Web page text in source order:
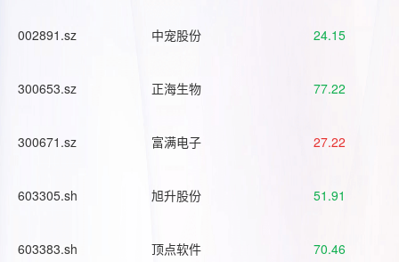
002891.sz 中宠股份 24.15
300653.sz 正海生物 77.22
300671.sz 富满电子 27.22
603305.sh 旭升股份 51.91
603383.sh 顶点软件 70.46